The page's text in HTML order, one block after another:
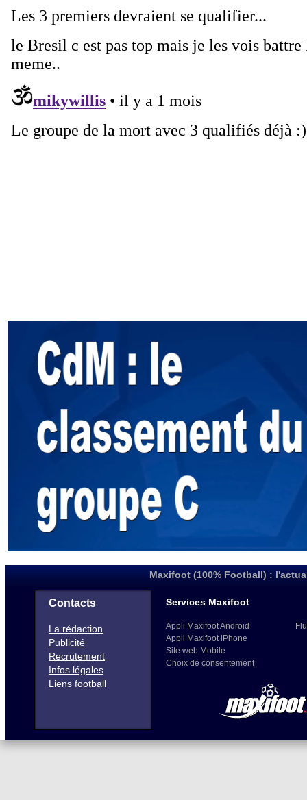
Maxifoot (100% Football) :
Contacts
La rédaction
Publicité
Recrutement
Infos légales
Liens football
Services Maxifoot
Appli Maxifoot Android
Appli Maxifoot iPhone
Site web Mobile
Choix de consentement